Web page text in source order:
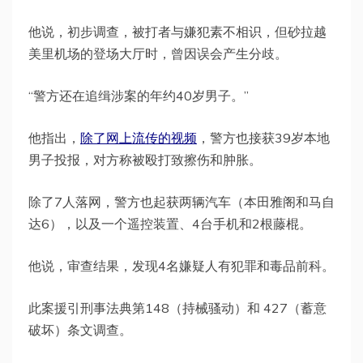
他说，初步调查，被打者与嫌犯素不相识，但砂拉越
美里机场的登场大厅时，曾因误会产生分歧。
“警方还在追缉涉案的年约40岁男子。”
他指出， 除了网上流传的视频 ，警方也接获39岁本地
男子投报，对方称被殴打致擦伤和肿胀。
除了7人落网，警方也起获两辆汽车（本田雅阁和马自
达6），以及一个遥控装置、4台手机和2根藤棍。
他说，审查结果，发现4名嫌疑人有犯罪和毒品前科。
此案援引刑事法典第148（持械骚动）和 427（蓄意
破坏）条文调查。